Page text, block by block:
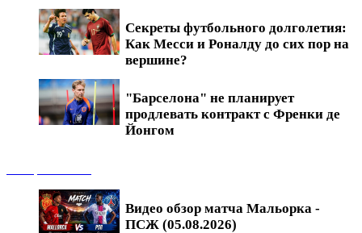
Секреты футбольного долголетия:
Как Месси и Роналду до сих пор на
вершине?
"Барселона" не планирует
продлевать контракт с Френки де
Йонгом
Видео обзор матча Мальорка -
ПСЖ (05.08.2026)